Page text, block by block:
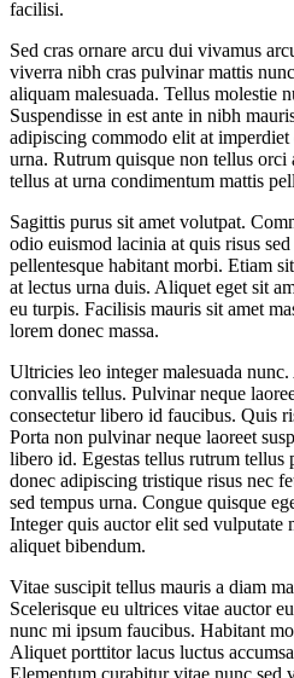
facilisi.
Sed cras ornare arcu dui vivamus
viverra nibh cras pulvinar mattis
aliquam malesuada. Tellus molestie
Suspendisse in est ante in nibh
adipiscing commodo elit at
urna. Rutrum quisque non tellus orci
tellus at urna condimentum mattis
Sagittis purus sit amet volutpat.
odio euismod lacinia at quis risus
pellentesque habitant morbi. Etiam
at lectus urna duis. Aliquet eget sit
eu turpis. Facilisis mauris sit amet
lorem donec massa.
Ultricies leo integer malesuada
convallis tellus. Pulvinar neque
consectetur libero id faucibus. Quis
Porta non pulvinar neque laoreet
libero id. Egestas tellus rutrum tellus
donec adipiscing tristique risus nec
sed tempus urna. Congue quisque
Integer quis auctor elit sed vulputate
aliquet bibendum.
Vitae suscipit tellus mauris a diam
Scelerisque eu ultrices vitae auctor
nunc mi ipsum faucibus. Habitant
Aliquet porttitor lacus luctus
Elementum curabitur vitae nunc sed